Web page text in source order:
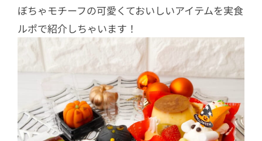
ぼちゃモチーフの可愛くておいしいアイテムを実食
ルポで紹介しちゃいます！